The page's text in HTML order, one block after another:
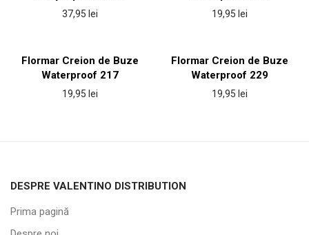
37,95 lei 19,95 lei
Flormar Creion de Buze
Waterproof 217
19,95 lei
Flormar Creion de Buze
Waterproof 229
19,95 lei
DESPRE VALENTINO DISTRIBUTION
Prima pagină